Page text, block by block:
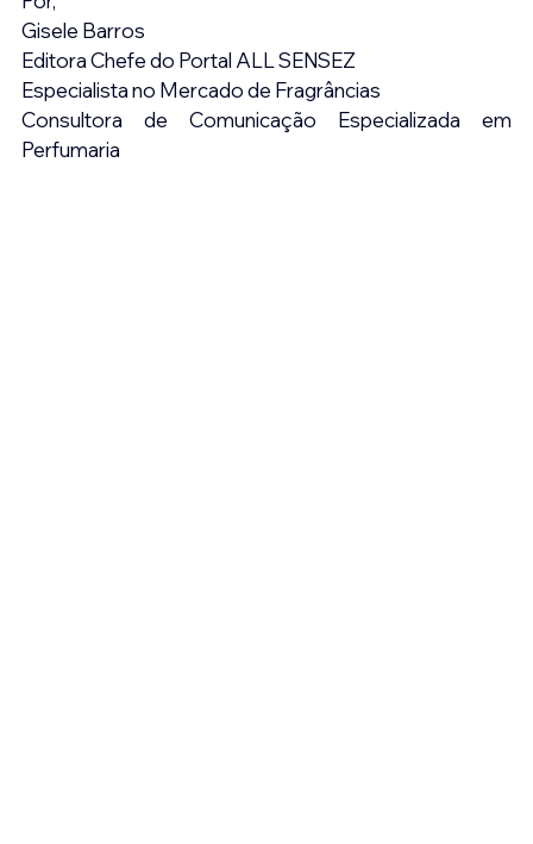
Gisele Barros
Editora Chefe do Portal ALL SENSEZ
Especialista no Mercado de Fragrâncias
Consultora de Comunicação Especializada em
Perfumaria